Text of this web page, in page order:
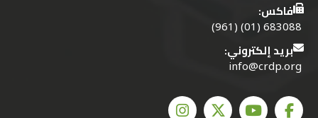
فاكس:
683088 (01) (961)
بريد إلكتروني:
info@crdp.org